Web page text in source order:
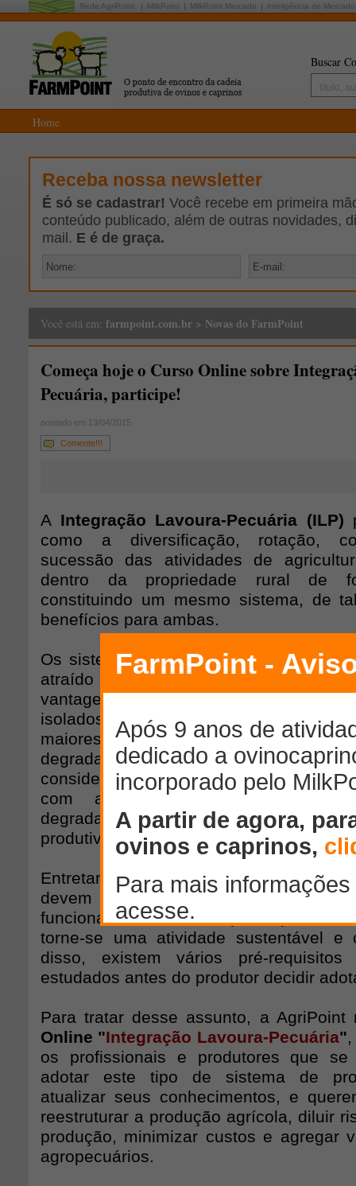
Rede AgriPoint: MilkPoint MilkPoint Mercado Inteligência de Mercado
Buscar
Home
Receba nossa newsletter
É só se cadastrar! Você recebe em primeira
conteúdo publicado, além de outras novidades,
mail. E é de graça.
Você está em: farmpoint.com.br > Novas do FarmPoint
Começa hoje o Curso Online sobre
Pecuária, participe!
postado em 13/04/2015
Comente!!!
A Integração Lavoura-Pecuária (ILP)
como a diversificação, rotação,
sucessão das atividades de
dentro da propriedade rural de
constituindo um mesmo sistema, de
benefícios para ambas.
Os sistemas mistos de exploração
atraído a atenção dos profissionais do
vantagens que apresentam em
isolados de agricultura ou de
maiores problemas enfrentados na
degradação das pastagens, este
considerado uma alternativa viável para
com a recuperação ou
degradadas, e
produtividade da pecuária.
Entretanto, os produtores que desejam
devem ter cautela e amplo
funcionamento da ILP para que de
torne-se uma atividade sustentável e
disso, existem vários pré-
estudados antes do produtor decidir
Para tratar desse assunto, a
Online "Integração Lavoura-Pecuária"
os profissionais e produtores que se
adotar este tipo de sistema de
atualizar seus conhecimentos, e
reestruturar a produção agrícola, diluir
produção, minimizar custos e agregar
agropecuários.